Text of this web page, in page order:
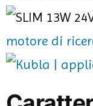
motore di